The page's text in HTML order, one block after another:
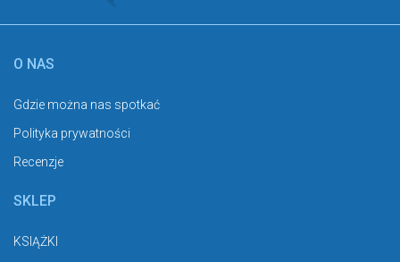
O NAS
Gdzie można nas spotkać
Polityka prywatności
Recenzje
SKLEP
KSIĄŻKI